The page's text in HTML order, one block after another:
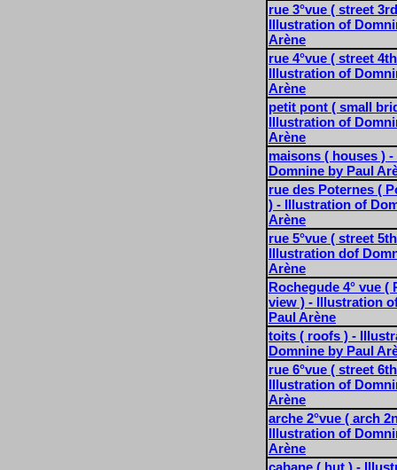
rue 3°vue ( street
Illustration of
Arène
rue 4°vue ( street
Illustration of
Arène
petit pont ( small
Illustration of
Arène
maisons ( houses )
Domnine by Paul
rue des Poternes (
) - Illustration of
Arène
rue 5°vue ( street
Illustration dof
Arène
Rochegude 4° vue (
view ) - Illustration
Paul Arène
toits ( roofs ) -
Domnine by Paul
rue 6°vue ( street
Illustration of
Arène
arche 2°vue ( arch
Illustration of
Arène